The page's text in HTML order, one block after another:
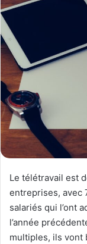
Le télétravail est
entreprises, avec
salariés qui l’ont
l’année
multiples, ils vont